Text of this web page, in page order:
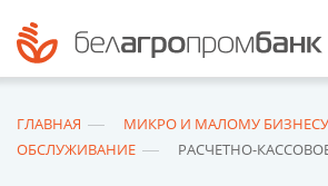
ГЛАВНАЯ
МИКРО И МАЛОМУ БИЗНЕСУ
ОБСЛУЖИВАНИЕ
РАСЧЕТНО-